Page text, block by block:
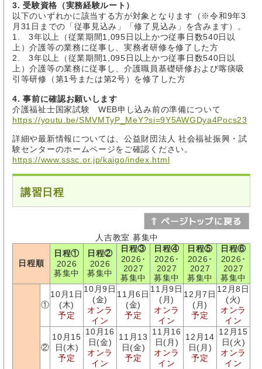
3. 受験資格（実務経験ルート）
以下のいずれかに該当する方が対象となります（※令和9年3
月31日までの「従事見込み」「修了見込み」を含みます）。
1. 3年以上（従業期間1,095日以上かつ従事日数540日以
上）介護等の業務に従事し、実務者研修を修了した方
2. 3年以上（従業期間1,095日以上かつ従事日数540日以
上）介護等の業務に従事し、介護職員基礎研修および喀痰吸
引等研修（第1号または第2号）を修了した方
4. 事前に確認お願いします
介護福祉士国家試験 WEB申し込み前の準備について
https://youtu.be/SMVMTyP_MeY?si=9Y5AWGDya4Pocs23
詳細や最新情報については、公益財団法人 社会福祉振興・試
験センターのホームページをご確認ください。
https://www.sssc.or.jp/kaigo/index.html
講習日程
人吉教室 募集中
日程順
日程①
2026
募集中
日程②
2026
募集中
日程③
2026･
2027
募集中
日程④
2026･
2027
募集中
日程⑤
2026･
2027
募集中
日程⑥
2026･
2027
募集中
①
10月1日
(木)
予定
10月9日
(金)
オンラ
イン
11月6日
(金)
予定
11月9日
(月)
オンラ
イン
12月7日
(月)
予定
12月8日
(火)
オンラ
イン
②
10月15
日(木)
予定
10月16
日(金)
オンラ
イン
11月13
日(金)
予定
11月16
日(月)
オンラ
イン
12月14
日(月)
予定
12月15
日(火)
オンラ
イン